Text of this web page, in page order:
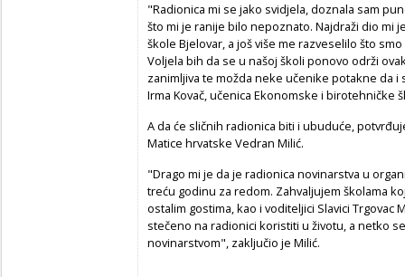
"Radionica mi se jako svidjela, doznala sam
što mi je ranije bilo nepoznato. Najdraži dio mi
škole Bjelovar, a još više me razveselilo što
Voljela bih da se u našoj školi ponovo održi
zanimljiva te možda neke učenike potakne da
Irma Kovač, učenica Ekonomske i birotehničke
A da će sličnih radionica biti i ubuduće,
Matice hrvatske Vedran Milić.
"Drago mi je da je radionica novinarstva u
treću godinu za redom. Zahvaljujem školama
ostalim gostima, kao i voditeljici Slavici Trgovac
stečeno na radionici koristiti u životu, a netko
novinarstvom", zaključio je Milić.